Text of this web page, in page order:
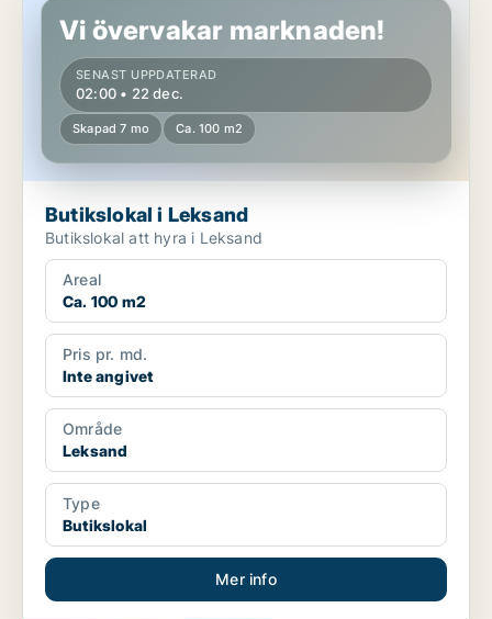
Vi övervakar marknaden!
SENAST UPPDATERAD
02:00 • 22 dec.
Skapad 7 mo Ca. 100 m2
Butikslokal i Leksand
Butikslokal att hyra i Leksand
Areal
Ca. 100 m2
Pris pr. md.
Inte angivet
Område
Leksand
Type
Butikslokal
Mer info